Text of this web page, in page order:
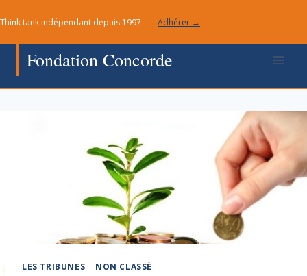
au
contenu
Think tank indépendant depuis 1997 Adhérer →
Fondation Concorde
LES TRIBUNES | NON CLASSÉ